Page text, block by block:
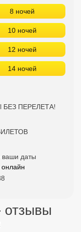
8 ночей
10 ночей
12 ночей
14 ночей
БЕЗ ПЕРЕЛЕТА!
ваши даты
отзывы